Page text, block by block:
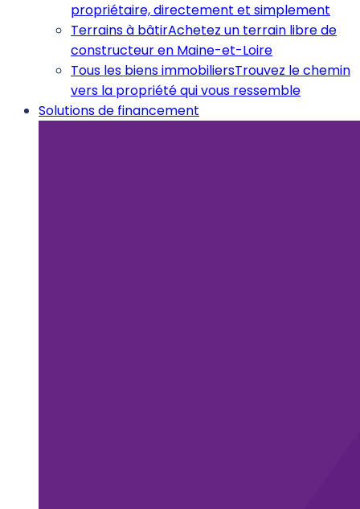
propriétaire, directement et simplement
Terrains à bâtirAchetez un terrain libre de
constructeur en Maine-et-Loire
Tous les biens immobiliersTrouvez le chemin
vers la propriété qui vous ressemble
Solutions de financement